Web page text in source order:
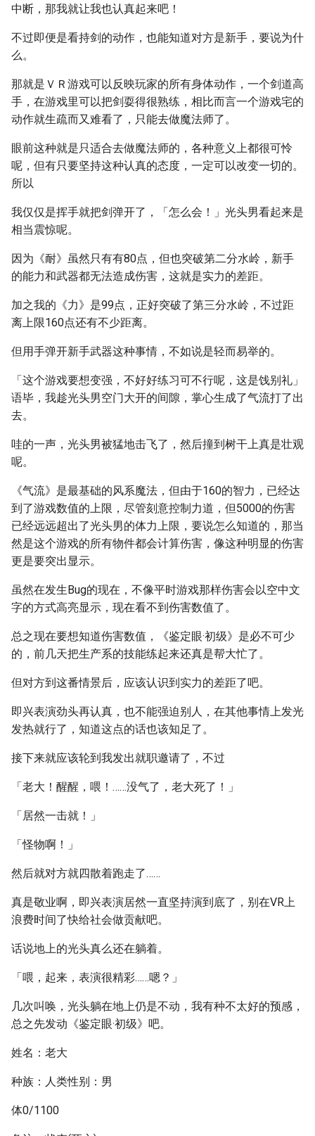
中断，那我就让我也认真起来吧！
不过即便是看持剑的动作，也能知道对方是新手，要说为什
么。
那就是ＶＲ游戏可以反映玩家的所有身体动作，一个剑道高
手，在游戏里可以把剑耍得很熟练，相比而言一个游戏宅的
动作就生疏而又难看了，只能去做魔法师了。
眼前这种就是只适合去做魔法师的，各种意义上都很可怜
呢，但有只要坚持这种认真的态度，一定可以改变一切的。
所以
我仅仅是挥手就把剑弹开了，「怎么会！」光头男看起来是
相当震惊呢。
因为《耐》虽然只有有80点，但也突破第二分水岭，新手
的能力和武器都无法造成伤害，这就是实力的差距。
加之我的《力》是99点，正好突破了第三分水岭，不过距
离上限160点还有不少距离。
但用手弹开新手武器这种事情，不如说是轻而易举的。
「这个游戏要想变强，不好好练习可不行呢，这是饯别礼」
语毕，我趁光头男空门大开的间隙，掌心生成了气流打了出
去。
哇的一声，光头男被猛地击飞了，然后撞到树干上真是壮观
呢。
《气流》是最基础的风系魔法，但由于160的智力，已经达
到了游戏数值的上限，尽管刻意控制力道，但5000的伤害
已经远远超出了光头男的体力上限，要说怎么知道的，那当
然是这个游戏的所有物件都会计算伤害，像这种明显的伤害
更是要突出显示。
虽然在发生Bug的现在，不像平时游戏那样伤害会以空中文
字的方式高亮显示，现在看不到伤害数值了。
总之现在要想知道伤害数值，《鉴定眼·初级》是必不可少
的，前几天把生产系的技能练起来还真是帮大忙了。
但对方到这番情景后，应该认识到实力的差距了吧。
即兴表演劲头再认真，也不能强迫别人，在其他事情上发光
发热就行了，知道这点的话也该知足了。
接下来就应该轮到我发出就职邀请了，不过
「老大！醒醒，喂！……没气了，老大死了！」
「居然一击就！」
「怪物啊！」
然后就对方就四散着跑走了……
真是敬业啊，即兴表演居然一直坚持演到底了，别在VR上
浪费时间了快给社会做贡献吧。
话说地上的光头真么还在躺着。
「喂，起来，表演很精彩……嗯？」
几次叫唤，光头躺在地上仍是不动，我有种不太好的预感，
总之先发动《鉴定眼·初级》吧。
姓名：老大
种族：人类性别：男
体0/1100